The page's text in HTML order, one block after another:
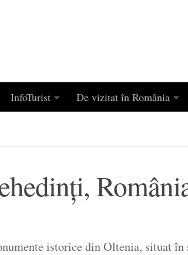
InfoTurist De vizitat în România
istorice din Oltenia, situat